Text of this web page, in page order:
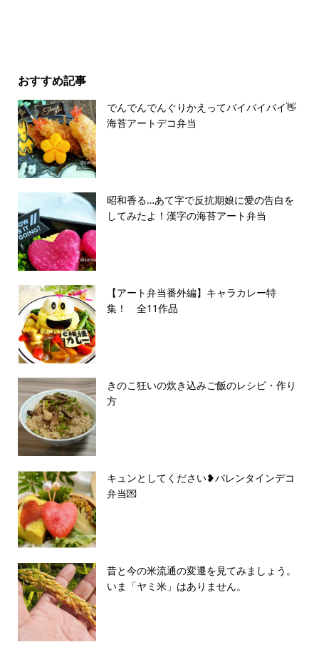
おすすめ記事
でんでんでんぐりかえってバイバイバイ👋
海苔アートデコ弁当
昭和香る…あて字で反抗期娘に愛の告白を
してみたよ！漢字の海苔アート弁当
【アート弁当番外編】キャラカレー特
集！ 全11作品
きのこ狂いの炊き込みご飯のレシピ・作り
方
キュンとしてください❥バレンタインデコ
弁当💌
昔と今の米流通の変遷を見てみましょう。
いま「ヤミ米」はありません。